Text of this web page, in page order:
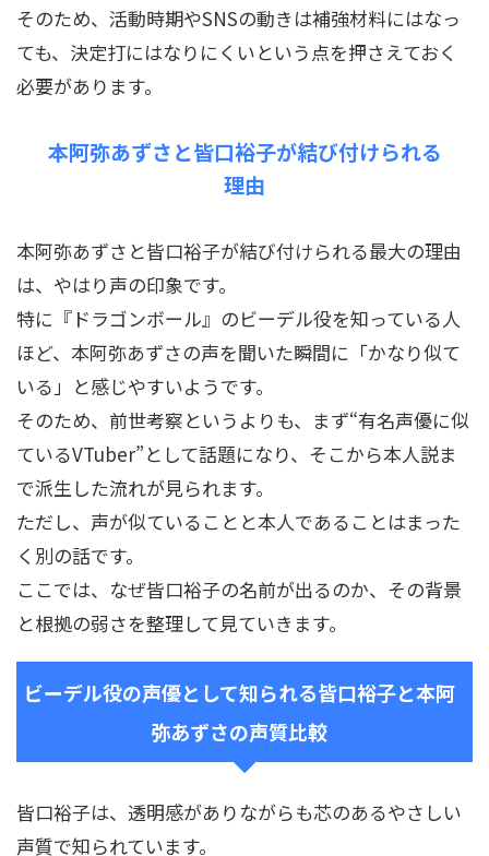
そのため、活動時期やSNSの動きは補強材料にはなっ
ても、決定打にはなりにくいという点を押さえておく
必要があります。
本阿弥あずさと皆口裕子が結び付けられる
理由
本阿弥あずさと皆口裕子が結び付けられる最大の理由
は、やはり声の印象です。
特に『ドラゴンボール』のビーデル役を知っている人
ほど、本阿弥あずさの声を聞いた瞬間に「かなり似て
いる」と感じやすいようです。
そのため、前世考察というよりも、まず“有名声優に似
ているVTuber”として話題になり、そこから本人説ま
で派生した流れが見られます。
ただし、声が似ていることと本人であることはまった
く別の話です。
ここでは、なぜ皆口裕子の名前が出るのか、その背景
と根拠の弱さを整理して見ていきます。
ビーデル役の声優として知られる皆口裕子と本阿
弥あずさの声質比較
皆口裕子は、透明感がありながらも芯のあるやさしい
声質で知られています。